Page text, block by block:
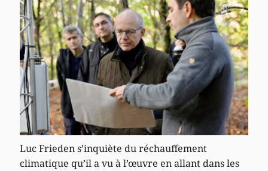
Luc Frieden s’inquiète du réchauffement
climatique qu’il a vu à l’œuvre en allant dans les